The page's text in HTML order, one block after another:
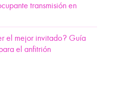
transmisión en
el mejor invitado? Guía
el anfitrión